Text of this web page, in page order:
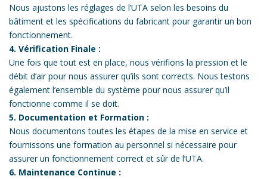
Nous ajustons les réglages de l’UTA selon les besoins du
bâtiment et les spécifications du fabricant pour garantir un bon
fonctionnement.
4. Vérification Finale :
Une fois que tout est en place, nous vérifions la pression et le
débit d’air pour nous assurer qu’ils sont corrects. Nous testons
également l’ensemble du système pour nous assurer qu’il
fonctionne comme il se doit.
5. Documentation et Formation :
Nous documentons toutes les étapes de la mise en service et
fournissons une formation au personnel si nécessaire pour
assurer un fonctionnement correct et sûr de l’UTA.
6. Maintenance Continue :